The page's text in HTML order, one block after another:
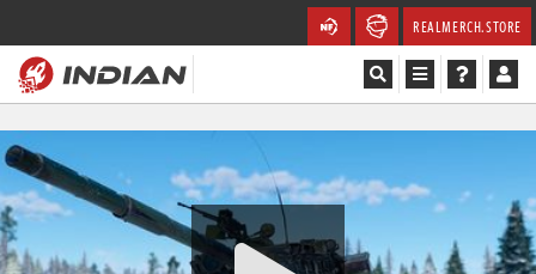
REALMERCH.STORE
Magazín
Recenze
Videa